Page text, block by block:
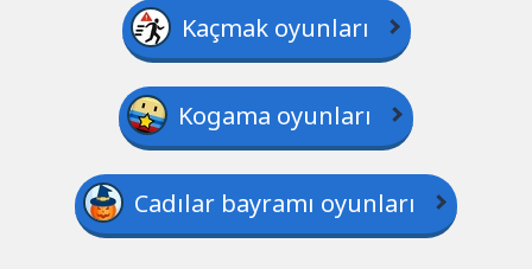
Kaçmak oyunları
Kogama oyunları
Cadılar bayramı oyunları